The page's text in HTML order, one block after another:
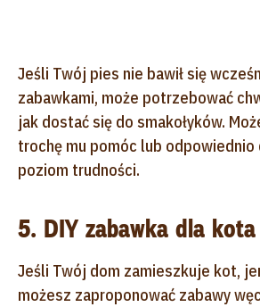
Jeśli Twój pies nie bawił się
zabawkami, może potrzebować
jak dostać się do smakołyków.
trochę mu pomóc lub
poziom trudności.
5. DIY zabawka dla kota
Jeśli Twój dom zamieszkuje kot,
możesz zaproponować zabawy